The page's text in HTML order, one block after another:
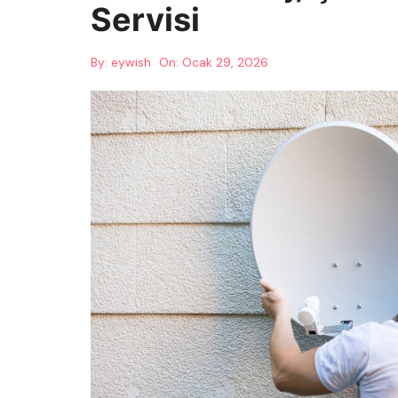
Servisi
By: eywish On: Ocak 29, 2026